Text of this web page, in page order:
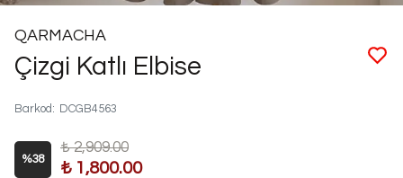
QARMACHA
Çizgi Katlı Elbise
Barkod : DCGB4563
%38
₺ 2,909.00
₺ 1,800.00